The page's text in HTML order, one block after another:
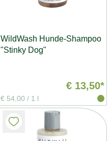
WildWash Hunde-Shampoo
"Stinky Dog"
€ 13,50*
€ 54,00 / 1 l